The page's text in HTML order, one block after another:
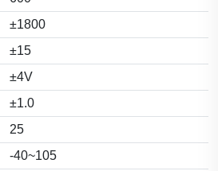
±1800
±15
±4V
±1.0
25
-40~105